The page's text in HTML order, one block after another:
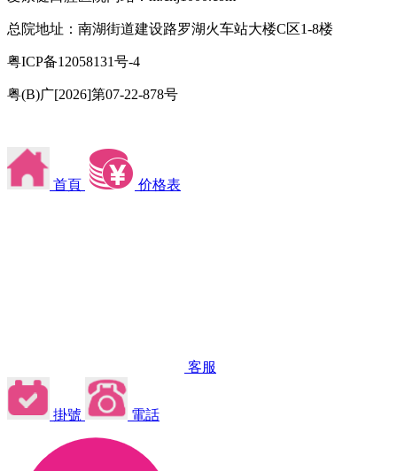
总院地址：南湖街道建设路罗湖火车站大楼C区1-8楼
粤ICP备12058131号-4
粤(B)广[2026]第07-22-878号
首頁 价格表
客服
掛號 電話